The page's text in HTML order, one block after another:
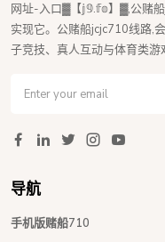
网址-入口▓【𝕛𝟡.𝕗𝕠】▓,公赌
实现它。公赌船jcjc710线路,
子竞技、真人互动与体育类游
导航
手机版赌船710